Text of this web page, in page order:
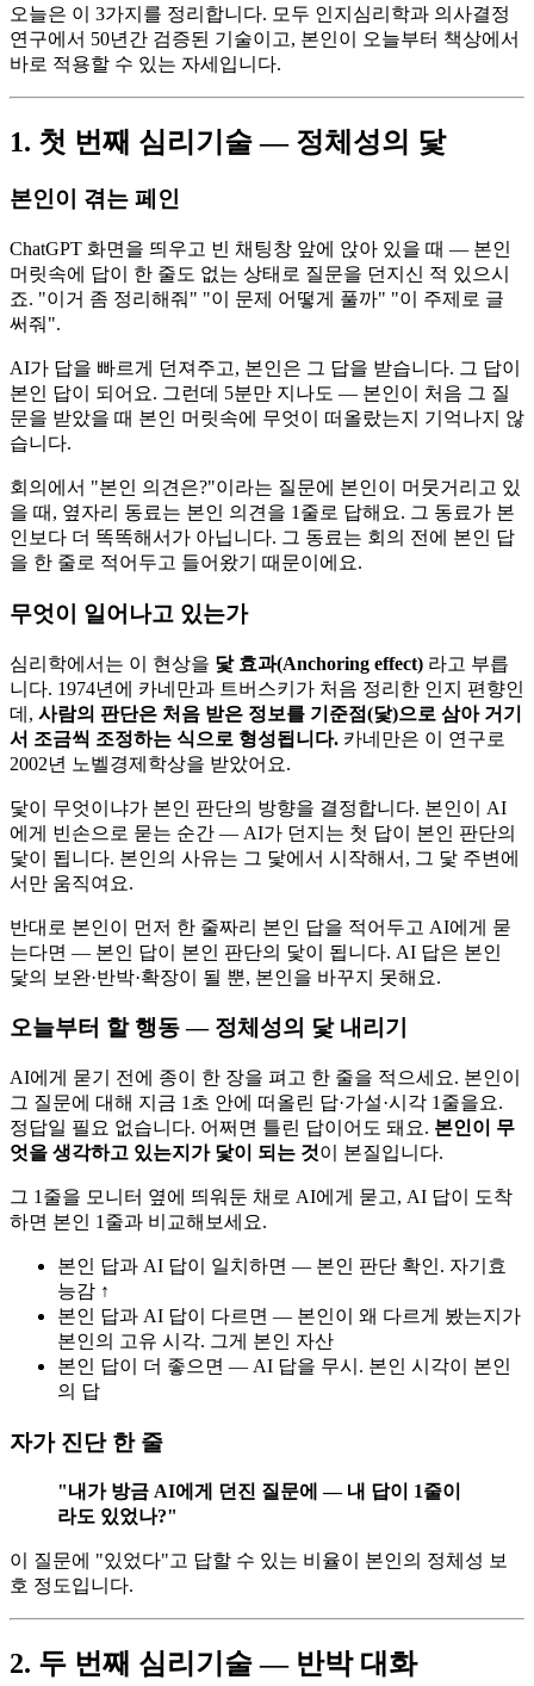
오늘은 이 3가지를 정리합니다. 모두 인지심리학과 의사결정
연구에서 50년간 검증된 기술이고, 본인이 오늘부터 책상에서
바로 적용할 수 있는 자세입니다.
1. 첫 번째 심리기술 — 정체성의 닻
본인이 겪는 페인
ChatGPT 화면을 띄우고 빈 채팅창 앞에 앉아 있을 때 — 본인
머릿속에 답이 한 줄도 없는 상태로 질문을 던지신 적 있으시
죠. "이거 좀 정리해줘" "이 문제 어떻게 풀까" "이 주제로 글
써줘".
AI가 답을 빠르게 던져주고, 본인은 그 답을 받습니다. 그 답이
본인 답이 되어요. 그런데 5분만 지나도 — 본인이 처음 그 질
문을 받았을 때 본인 머릿속에 무엇이 떠올랐는지 기억나지 않
습니다.
회의에서 "본인 의견은?"이라는 질문에 본인이 머뭇거리고 있
을 때, 옆자리 동료는 본인 의견을 1줄로 답해요. 그 동료가 본
인보다 더 똑똑해서가 아닙니다. 그 동료는 회의 전에 본인 답
을 한 줄로 적어두고 들어왔기 때문이에요.
무엇이 일어나고 있는가
심리학에서는 이 현상을 닻 효과(Anchoring effect) 라고 부릅
니다. 1974년에 카네만과 트버스키가 처음 정리한 인지 편향인
데, 사람의 판단은 처음 받은 정보를 기준점(닻)으로 삼아 거기
서 조금씩 조정하는 식으로 형성됩니다. 카네만은 이 연구로
2002년 노벨경제학상을 받았어요.
닻이 무엇이냐가 본인 판단의 방향을 결정합니다. 본인이 AI
에게 빈손으로 묻는 순간 — AI가 던지는 첫 답이 본인 판단의
닻이 됩니다. 본인의 사유는 그 닻에서 시작해서, 그 닻 주변에
서만 움직여요.
반대로 본인이 먼저 한 줄짜리 본인 답을 적어두고 AI에게 묻
는다면 — 본인 답이 본인 판단의 닻이 됩니다. AI 답은 본인
닻의 보완·반박·확장이 될 뿐, 본인을 바꾸지 못해요.
오늘부터 할 행동 — 정체성의 닻 내리기
AI에게 묻기 전에 종이 한 장을 펴고 한 줄을 적으세요. 본인이
그 질문에 대해 지금 1초 안에 떠올린 답·가설·시각 1줄을요.
정답일 필요 없습니다. 어쩌면 틀린 답이어도 돼요. 본인이 무
엇을 생각하고 있는지가 닻이 되는 것이 본질입니다.
그 1줄을 모니터 옆에 띄워둔 채로 AI에게 묻고, AI 답이 도착
하면 본인 1줄과 비교해보세요.
본인 답과 AI 답이 일치하면 — 본인 판단 확인. 자기효
능감 ↑
본인 답과 AI 답이 다르면 — 본인이 왜 다르게 봤는지가
본인의 고유 시각. 그게 본인 자산
본인 답이 더 좋으면 — AI 답을 무시. 본인 시각이 본인
의 답
자가 진단 한 줄
"내가 방금 AI에게 던진 질문에 — 내 답이 1줄이
라도 있었나?"
이 질문에 "있었다"고 답할 수 있는 비율이 본인의 정체성 보
호 정도입니다.
2. 두 번째 심리기술 — 반박 대화